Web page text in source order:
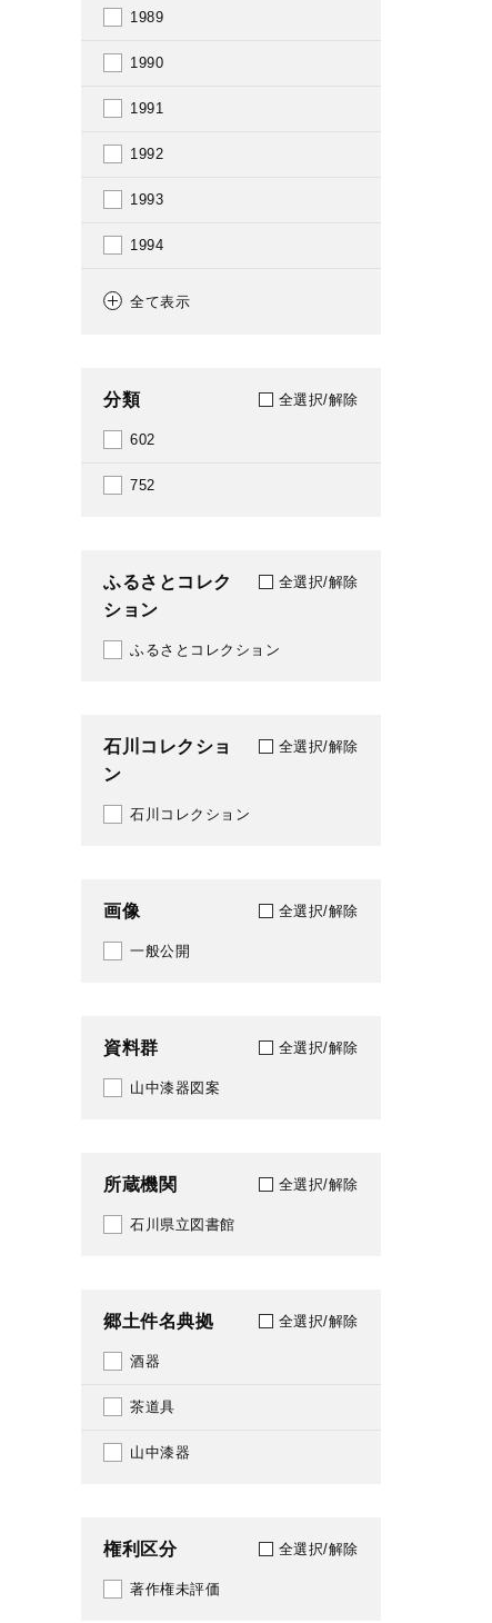
1989
1990
1991
1992
1993
1994
1997
2010
2011
全て表示
分類 全選択/解除
602
752
ふるさとコレク
ション
全選択/解除
ふるさとコレクション
石川コレクショ
ン
全選択/解除
石川コレクション
画像 全選択/解除
一般公開
資料群 全選択/解除
山中漆器図案
所蔵機関 全選択/解除
石川県立図書館
郷土件名典拠 全選択/解除
酒器
茶道具
山中漆器
権利区分 全選択/解除
著作権未評価